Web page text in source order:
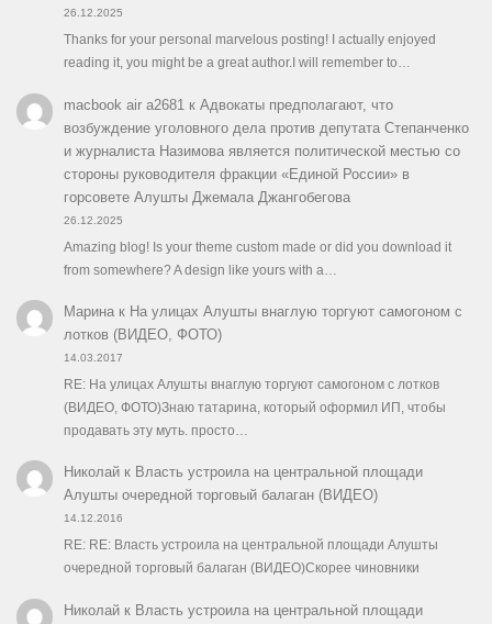
26.12.2025
Thanks for your personal marvelous posting! I actually enjoyed
reading it, you might be a great author.I will remember to…
macbook air a2681 к Адвокаты предполагают, что
возбуждение уголовного дела против депутата Степанченко
и журналиста Назимова является политической местью со
стороны руководителя фракции «Единой России» в
горсовете Алушты Джемала Джангобегова
26.12.2025
Amazing blog! Is your theme custom made or did you download it
from somewhere? A design like yours with a…
Маринак На улицах Алушты внаглую торгуют самогоном с
лотков (ВИДЕО, ФОТО)
14.03.2017
RE: На улицах Алушты внаглую торгуют самогоном с лотков
(ВИДЕО, ФОТО)Знаю татарина, который оформил ИП, чтобы
продавать эту муть. просто…
Николайк Власть устроила на центральной площади
Алушты очередной торговый балаган (ВИДЕО)
14.12.2016
RE: RE: Власть устроила на центральной площади Алушты
очередной торговый балаган (ВИДЕО)Скорее чиновники
Николайк Власть устроила на центральной площади